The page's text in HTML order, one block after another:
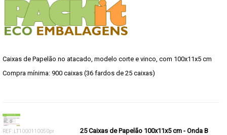
Caixas de Papelão no atacado, modelo corte e vinco, com 100x11x5 cm
Compra mínima: 900 caixas (36 fardos de 25 caixas)
REF: LT1000110050pr
25 Caixas de Papelão 100x11x5 cm - Onda B